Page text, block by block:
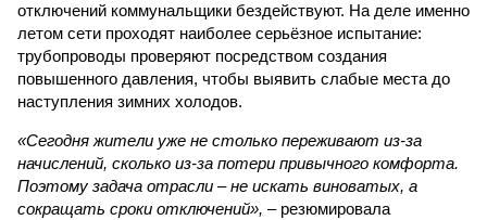
отключений коммунальщики бездействуют. На деле именно
летом сети проходят наиболее серьёзное испытание:
трубопроводы проверяют посредством создания
повышенного давления, чтобы выявить слабые места до
наступления зимних холодов.
«Сегодня жители уже не столько переживают из-за
начислений, сколько из-за потери привычного комфорта.
Поэтому задача отрасли – не искать виноватых, а
сокращать сроки отключений», – резюмировала